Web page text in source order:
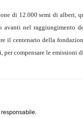
di 12.000 semi di alberi,
avanti nel raggiungimento
il centenario della
compensare le emissioni